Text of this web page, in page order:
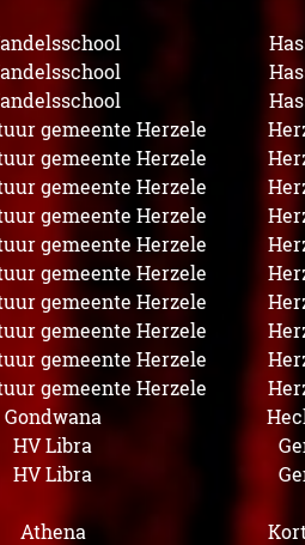
gemeente Herzele
gemeente Herzele
gemeente Herzele
gemeente Herzele
gemeente Herzele
gemeente Herzele
gemeente Herzele
gemeente Herzele
gemeente Herzele
gemeente Herzele
Gondwana
HV Libra
HV Libra
Athena